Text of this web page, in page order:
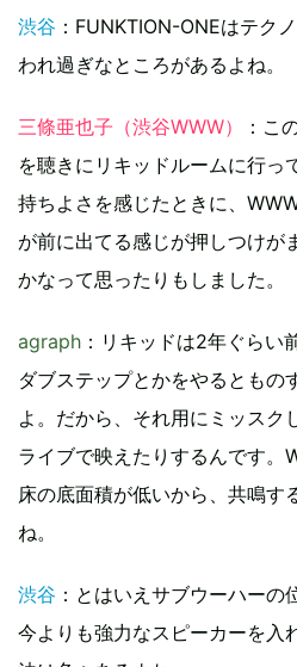
渋谷 ：FUNKTION-ONEはテク
われ過ぎなところがあるよね。
三條亜也子（渋谷WWW）
：こ
を聴きにリキッドルームに行っ
持ちよさを感じたときに、
が前に出てる感じが押しつけが
かなって思ったりもしました。
agraph ：リキッドは2年ぐらい
ダブステップとかをやるともの
よ。だから、それ用にミッスク
ライブで映えたりするんです。
床の底面積が低いから、共鳴す
ね。
渋谷 ：とはいえサブウーハー
今よりも強力なスピーカーを入